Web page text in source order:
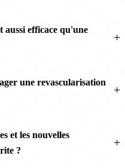
aussi efficace qu'une
une revascularisation
et les nouvelles
?